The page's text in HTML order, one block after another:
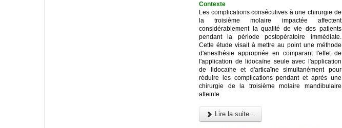
Contexte
Les complications consécutives à une chirurgie de
la troisième molaire impactée affectent
considérablement la qualité de vie des patients
pendant la période postopératoire immédiate.
Cette étude visait à mettre au point une méthode
d'anesthésie appropriée en comparant l'effet de
l'application de lidocaïne seule avec l'application
de lidocaïne et d'articaïne simultanément pour
réduire les complications pendant et après une
chirurgie de la troisième molaire mandibulaire
atteinte.
Lire la suite...